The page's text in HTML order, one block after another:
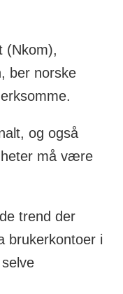
(Nkom),
ber norske
og også
må være
trend der
brukerkontoer i